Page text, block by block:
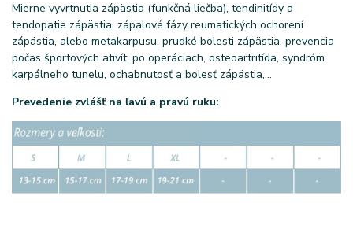
Mierne vyvrtnutia zápästia (funkčná liečba), tendinitídy a
tendopatie zápästia, zápalové fázy reumatických ochorení
zápästia, alebo metakarpusu, prudké bolesti zápästia, prevencia
počas športových ativít, po operáciach, osteoartritída, syndróm
karpálneho tunelu, ochabnutosť a bolesť zápästia,...
Prevedenie zvlášť na ľavú a pravú ruku: